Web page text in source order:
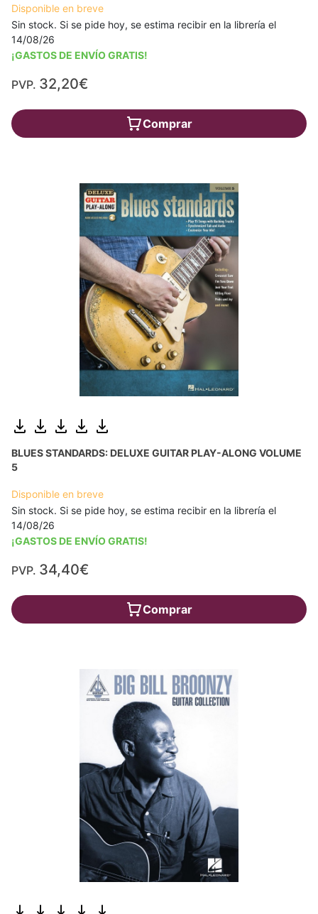
Disponible en breve
Sin stock. Si se pide hoy, se estima recibir en la librería el
14/08/26
¡GASTOS DE ENVÍO GRATIS!
PVP. 32,20€
Comprar
BLUES STANDARDS: DELUXE GUITAR PLAY-ALONG VOLUME
5
Disponible en breve
Sin stock. Si se pide hoy, se estima recibir en la librería el
14/08/26
¡GASTOS DE ENVÍO GRATIS!
PVP. 34,40€
Comprar